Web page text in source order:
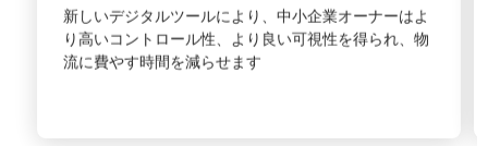
新しいデジタルツールにより、中小企業オーナーはよ
り高いコントロール性、より良い可視性を得られ、物
流に費やす時間を減らせます